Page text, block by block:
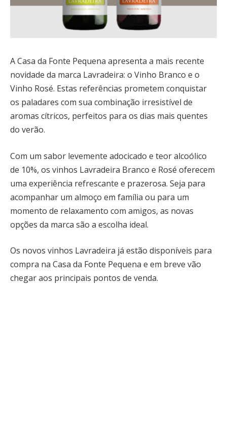
A Casa da Fonte Pequena apresenta a mais recente
novidade da marca Lavradeira: o Vinho Branco e o
Vinho Rosé. Estas referências prometem conquistar
os paladares com sua combinação irresistível de
aromas cítricos, perfeitos para os dias mais quentes
do verão.
Com um sabor levemente adocicado e teor alcoólico
de 10%, os vinhos Lavradeira Branco e Rosé oferecem
uma experiência refrescante e prazerosa. Seja para
acompanhar um almoço em família ou para um
momento de relaxamento com amigos, as novas
opções da marca são a escolha ideal.
Os novos vinhos Lavradeira já estão disponíveis para
compra na Casa da Fonte Pequena e em breve vão
chegar aos principais pontos de venda.